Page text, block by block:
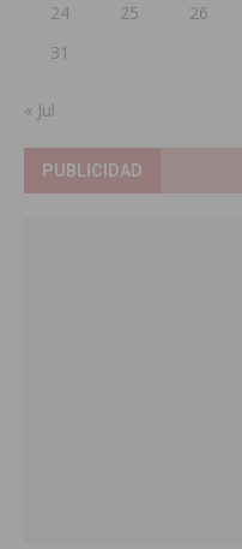
24
25 26
31
« Jul
PUBLICIDAD